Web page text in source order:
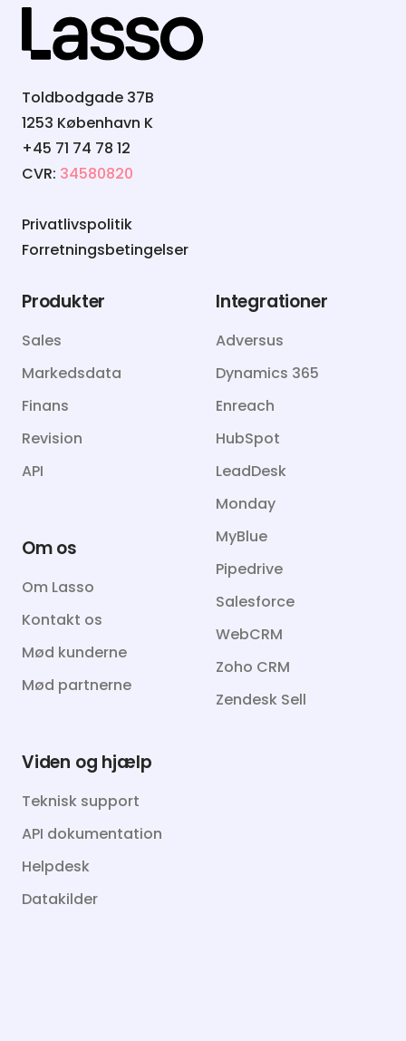
Toldbodgade 37B
1253 København K
+45 71 74 78 12
CVR: 34580820
Privatlivspolitik
Forretningsbetingelser
Produkter
Sales
Markedsdata
Finans
Revision
API
Integrationer
Adversus
Dynamics 365
Enreach
HubSpot
LeadDesk
Monday
MyBlue
Pipedrive
Salesforce
WebCRM
Zoho CRM
Zendesk Sell
Om os
Om Lasso
Kontakt os
Mød kunderne
Mød partnerne
Viden og hjælp
Teknisk support
API dokumentation
Helpdesk
Datakilder